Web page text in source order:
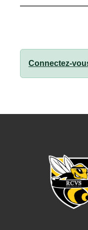
Connectez-